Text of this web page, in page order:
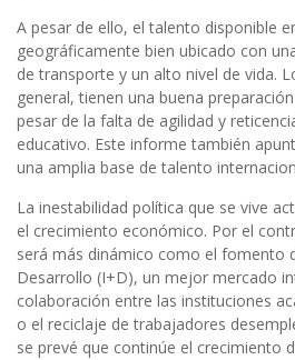
A pesar de ello, el talento disponible
geográficamente bien ubicado con
de transporte y un alto nivel de vida.
general, tienen una buena
pesar de la falta de agilidad y
educativo. Este informe también
una amplia base de talento
La inestabilidad política que se vive
el crecimiento económico. Por el
será más dinámico como el fomento
Desarrollo (I+D), un mejor mercado
colaboración entre las instituciones
o el reciclaje de trabajadores
se prevé que continúe el crecimiento